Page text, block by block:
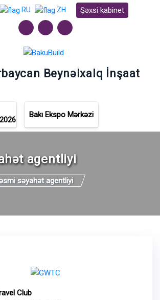
RU ZH Şəxsi kabinet
Beynəlxalq İnşaat
Bakı Ekspo Mərkəzi
agentliyi
səyahət agentliyi
Club